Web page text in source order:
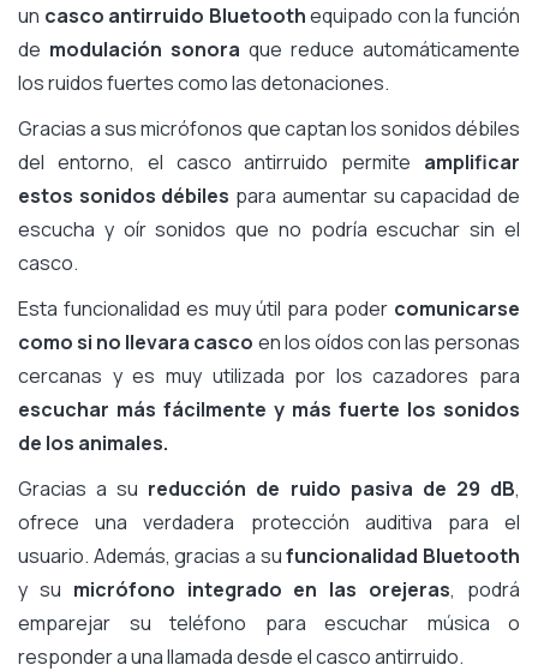
un casco antirruido Bluetoothequipado con la función
de modulación sonora que reduce automáticamente
los ruidos fuertes como las detonaciones.
Gracias a sus micrófonos que captan los sonidos débiles
del entorno, el casco antirruido permite amplificar
estos sonidos débiles para aumentar su capacidad de
escucha y oír sonidos que no podría escuchar sin el
casco.
Esta funcionalidad es muy útil para poder comunicarse
como si no llevara casco en los oídos con las personas
cercanas y es muy utilizada por los cazadores para
escuchar más fácilmente y más fuerte los sonidos
de los animales.
Gracias a su reducción de ruido pasiva de 29 dB,
ofrece una verdadera protección auditiva para el
usuario. Además, gracias a sufuncionalidad Bluetooth
y su micrófono integrado en las orejeras, podrá
emparejar su teléfono para escuchar música o
responder a una llamada desde el casco antirruido.